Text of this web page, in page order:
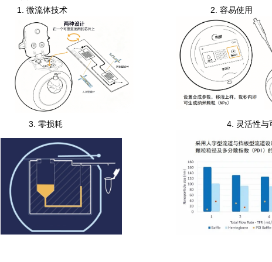
1. 微流体技术 2. 容易使用
3 . 零损耗 4. 灵活性与可